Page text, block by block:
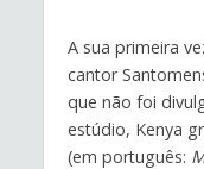
A sua primeira
cantor
que não foi
estúdio, Kenya
(em português: